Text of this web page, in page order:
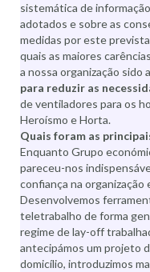
sistemática de
adotados e sobre as
medidas por este
quais as maiores
a nossa organização sido
para reduzir as
de ventiladores para os
Heroísmo e Horta.
Quais foram as
Enquanto Grupo
pareceu-nos
confiança na organização
Desenvolvemos
teletrabalho de forma
regime de lay-off
antecipámos um projeto
domicílio, introduzimos